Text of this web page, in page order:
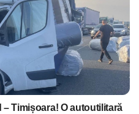
Timișoara! O autoutilitară